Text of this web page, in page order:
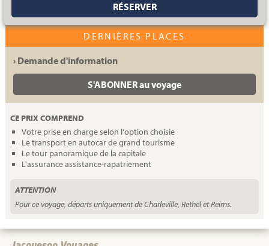
RÉSERVER
DERNIÈRES PLACES
› Demande d'information
S'ABONNER au voyage
CE PRIX COMPREND
Votre prise en charge selon l'option choisie
Le transport en autocar de grand tourisme
Le tour panoramique de la capitale
L'assurance assistance-rapatriement
ATTENTION
Pour ce voyage, départs uniquement de Charleville, Rethel et Reims.